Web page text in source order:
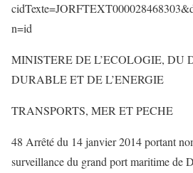
n=id
MINISTERE DE L’ECOLOGIE, DU
DURABLE ET DE L’ENERGIE
TRANSPORTS, MER ET PECHE
48 Arrêté du 14 janvier 2014 portant
surveillance du grand port maritime de